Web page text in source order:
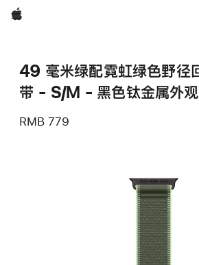
Apple
49 毫米绿配霓虹绿色野径
带 - S/M - 黑色钛金属外观
RMB 779